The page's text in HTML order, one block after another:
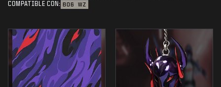
COMPATIBLE CON: BO6 WZ